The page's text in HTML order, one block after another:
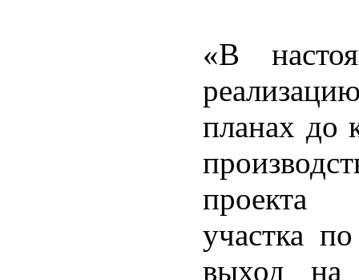
«В
планах до
проекта
участка
выход на